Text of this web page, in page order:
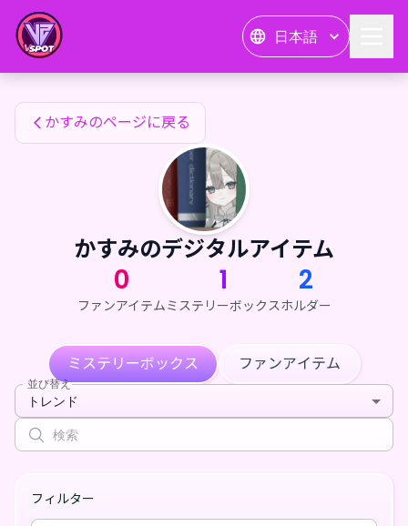
日本語
かすみのファンアイテム
かすみのページに戻る
かすみのデジタルアイテム
0
ファンアイテム
1
ミステリーボックス
2
ホルダー
ミステリーボックス ファンアイテム
並び替え
トレンド
フィルター
かすみのファンアイテム — 24karat